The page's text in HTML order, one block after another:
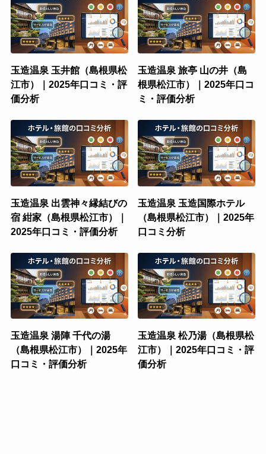
玉造温泉 玉井館（島根県松
江市）｜2025年口コミ・評
価分析
玉造温泉 旅亭 山の井（島
根県松江市）｜2025年口コ
ミ・評価分析
玉造温泉 出雲神々縁結びの
宿 紺家（島根県松江市）｜
2025年口コミ・評価分析
玉造温泉 玉造国際ホテル
（島根県松江市）｜2025年
口コミ分析
玉造温泉 湯陣 千代の湯
（島根県松江市）｜2025年
口コミ・評価分析
玉造温泉 松乃湯（島根県松
江市）｜2025年口コミ・評
価分析